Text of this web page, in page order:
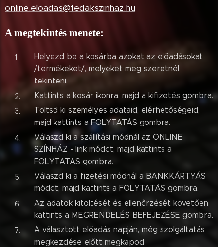
online.eloadas@fedakszinhaz.hu
A megtekintés menete:
Helyezd be a kosárba azokat az előadásokat
/termékeket/, melyeket meg szeretnél
tekinteni.
Kattints a kosár ikonra, majd a kifizetés gombra.
Töltsd ki személyes adataid, elérhetőségeid,
majd kattints a FOLYTATÁS gombra.
Válaszd ki a szállítási módnál az ONLINE
SZÍNHÁZ - link módot, majd kattints a
FOLYTATÁS gombra.
Válaszd ki a fizetési módnál a BANKKÁRTYÁS
módot, majd kattints a FOLYTATÁS gombra.
Az adatok kitöltését és ellenőrzését követően
kattints a MEGRENDELÉS BEFEJEZÉSE gombra.
A választott előadás napján, még szolgáltatás
megkezdése előtt megkapod